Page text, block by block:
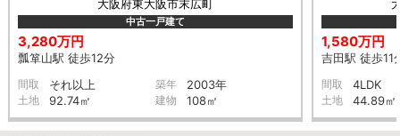
大阪府東大阪市末広町
中古一戸建て
3,280万円
瓢箪山駅 徒歩12分
間取 それ以上 築年 2003年
土地 92.74㎡ 建物 108㎡
1,580万円
吉田駅 徒歩11
間取 4LDK
土地 44.89㎡